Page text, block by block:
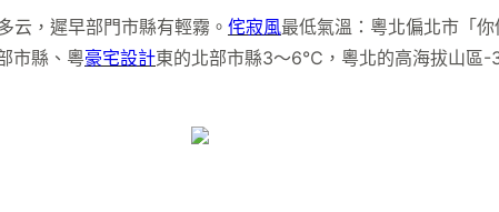
，遲早部門市縣有輕霧。 侘寂風最低氣溫：粵北偏北市「
市縣、粵豪宅設計東的北部市縣3～6℃，粵北的高海拔山區